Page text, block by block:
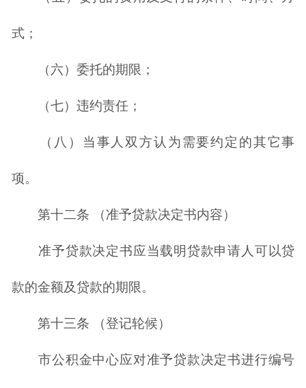
式；
（六）委托的期限；
（七）违约责任；
（八）当事人双方认为需要约定的其它事
项。
第十二条 （准予贷款决定书内容）
准予贷款决定书应当载明贷款申请人可以贷
款的金额及贷款的期限。
第十三条 （登记轮候）
市公积金中心应对准予贷款决定书进行编号